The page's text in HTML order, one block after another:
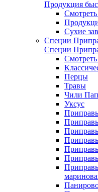
Продукция
Смотреть
Сухие
Специи
Специи
Смотреть
Перцы
Травы
Чили
Уксус